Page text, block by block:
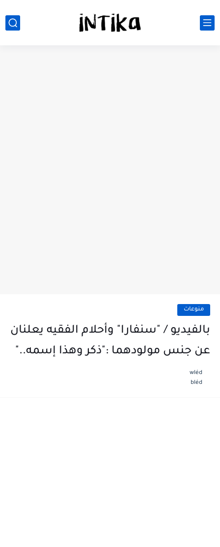
منوعات
بالفيديو / "سنفارا" وأحلام الفقيه يعلنان
عن جنس مولودهما :"ذكر وهذا إسمه.."
wléd
bléd